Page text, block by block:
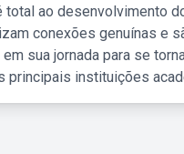
total ao desenvolvimento
conexões genuínas e
sua jornada para se
instituições